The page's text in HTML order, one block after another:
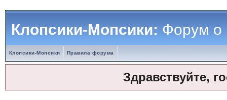
Клопсики-Мопсики:Форум о
Клопсики-Мопсики Правила форума
Здравствуйте,